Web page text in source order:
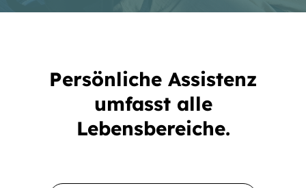
Persönliche Assistenz
umfasst alle
Lebensbereiche.